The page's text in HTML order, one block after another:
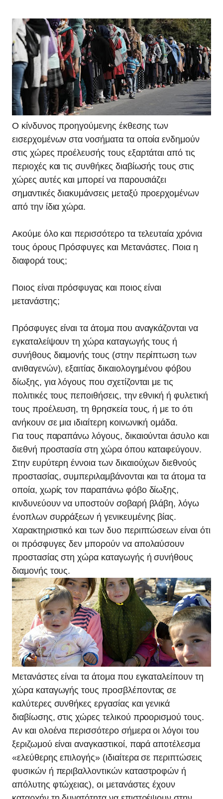
Ο κίνδυνος προηγούμενης έκθεσης των
εισερχομένων στα νοσήματα τα οποία ενδημούν
στις χώρες προέλευσής τους εξαρτάται από τις
περιοχές και τις συνθήκες διαβίωσής τους στις
χώρες αυτές και μπορεί να παρουσιάζει
σημαντικές διακυμάνσεις μεταξύ προερχομένων
από την ίδια χώρα.
Ακούμε όλο και περισσότερο τα τελευταία χρόνια
τους όρους Πρόσφυγες και Μετανάστες. Ποια η
διαφορά τους;
Ποιος είναι πρόσφυγας και ποιος είναι
μετανάστης;
Πρόσφυγες είναι τα άτομα που αναγκάζονται να
εγκαταλείψουν τη χώρα καταγωγής τους ή
συνήθους διαμονής τους (στην περίπτωση των
ανιθαγενών), εξαιτίας δικαιολογημένου φόβου
δίωξης, για λόγους που σχετίζονται με τις
πολιτικές τους πεποιθήσεις, την εθνική ή φυλετική
τους προέλευση, τη θρησκεία τους, ή με το ότι
ανήκουν σε μια ιδιαίτερη κοινωνική ομάδα.
Για τους παραπάνω λόγους, δικαιούνται άσυλο και
διεθνή προστασία στη χώρα όπου καταφεύγουν.
Στην ευρύτερη έννοια των δικαιούχων διεθνούς
προστασίας, συμπεριλαμβάνονται και τα άτομα τα
οποία, χωρίς τον παραπάνω φόβο δίωξης,
κινδυνεύουν να υποστούν σοβαρή βλάβη, λόγω
ένοπλων συρράξεων ή γενικευμένης βίας.
Χαρακτηριστικό και των δυο περιπτώσεων είναι ότι
οι πρόσφυγες δεν μπορούν να απολαύσουν
προστασίας στη χώρα καταγωγής ή συνήθους
διαμονής τους.
Μετανάστες είναι τα άτομα που εγκαταλείπουν τη
χώρα καταγωγής τους προσβλέποντας σε
καλύτερες συνθήκες εργασίας και γενικά
διαβίωσης, στις χώρες τελικού προορισμού τους.
Αν και ολοένα περισσότερο σήμερα οι λόγοι του
ξεριζωμού είναι αναγκαστικοί, παρά αποτέλεσμα
«ελεύθερης επιλογής» (ιδιαίτερα σε περιπτώσεις
φυσικών ή περιβαλλοντικών καταστροφών ή
απόλυτης φτώχειας), οι μετανάστες έχουν